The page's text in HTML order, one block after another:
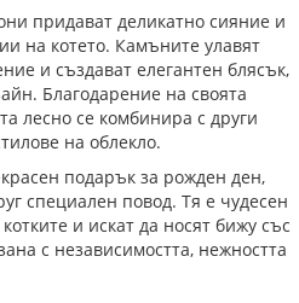
придават деликатно сияние и
на котето. Камъните улавят
и създават елегантен блясък,
Благодарение на своята
лесно се комбинира с други
на облекло.
подарък за рожден ден,
специален повод. Тя е чудесен
и искат да носят бижу със
с независимостта, нежността